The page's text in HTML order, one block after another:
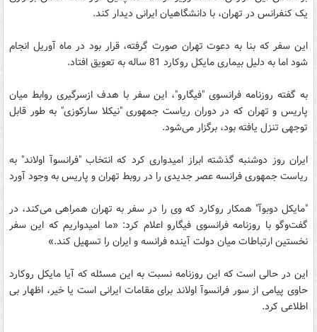
یک کنفرانس در تهران، با دانشگاهیان ایرانی دیدار کند.
این سفر که بنا به دعوت تهران صورت گرفته، قرار بود در ماه آوریل انجام
شود اما به دلیل بیماری مایکل روکارد 81 ساله به تعویق افتاد.
به گفته روزنامه فرانسوی "فیگارو"، این سفر با هدف ازسرگیری روابط میان
پاریس و تهران که در دوران ریاست جمهوری "نیکلا سارکوزی" به طور قابل
توجهی تنزل یافته بود، برگزار می‌شود.
ایران روز دوشنبه گذشته ابراز امیدواری کرد که انتخاب "فرانسوآ اولاند" به
ریاست جمهوری فرانسه عصر جدیدی را در روبط تهران و پاریس به وجود آورد
"مایکل دوبوآ" همکار روکارد که وی را در سفر به تهران همراهی می‌کند، در
گفت‌وگو با روزنامه فرانسوی فیگارو اعلام کرد: «ما امیدواریم که این سفر
نخستین ارتباطات میان دولت آینده فرانسه و ایران را تسهیل کند.»
این در حالی است که این روزنامه نسبت به این مسئله که آیا مایکل روکارد
حاوی پیامی از سور فرانسوآ اولاند برای مقامات ایرانی است یا خیر، اظهار بی
اطلاعی کرد.